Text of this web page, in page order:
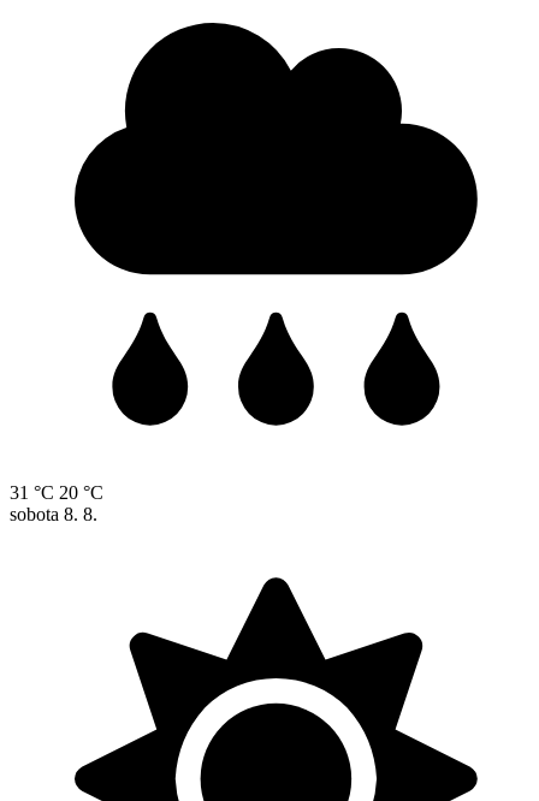
31 °C 20 °C
sobota 8. 8.